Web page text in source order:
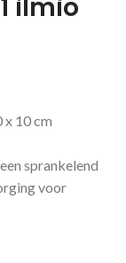
ilmiö
x 10 cm
sprankelend
voor